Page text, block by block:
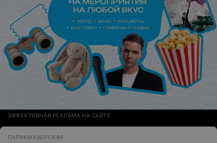
ЭФФЕКТИВНАЯ РЕКЛАМА НА САЙТЕ
ПАРИКМАХЕРСКАЯ